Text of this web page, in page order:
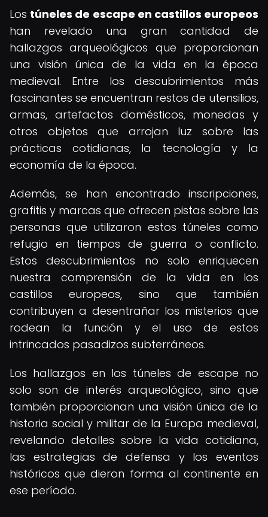
Los túneles de escape en castillos europeos
han revelado una gran cantidad de
hallazgos arqueológicos que proporcionan
una visión única de la vida en la época
medieval. Entre los descubrimientos más
fascinantes se encuentran restos de utensilios,
armas, artefactos domésticos, monedas y
otros objetos que arrojan luz sobre las
prácticas cotidianas, la tecnología y la
economía de la época.
Además, se han encontrado inscripciones,
grafitis y marcas que ofrecen pistas sobre las
personas que utilizaron estos túneles como
refugio en tiempos de guerra o conflicto.
Estos descubrimientos no solo enriquecen
nuestra comprensión de la vida en los
castillos europeos, sino que también
contribuyen a desentrañar los misterios que
rodean la función y el uso de estos
intrincados pasadizos subterráneos.
Los hallazgos en los túneles de escape no
solo son de interés arqueológico, sino que
también proporcionan una visión única de la
historia social y militar de la Europa medieval,
revelando detalles sobre la vida cotidiana,
las estrategias de defensa y los eventos
históricos que dieron forma al continente en
ese período.